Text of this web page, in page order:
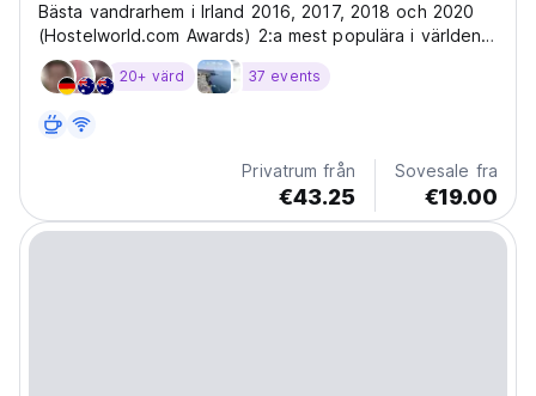
Bästa vandrarhem i Irland 2016, 2017, 2018 och 2020
(Hostelworld.com Awards) 2:a mest populära i världen
för Solo Travellers 2020 (Hostelworld.com Awards)
20+ värd 37 events
Privatrum från
€43.25
Sovesale fra
€19.00